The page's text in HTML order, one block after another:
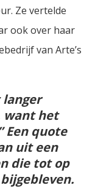
Ze vertelde
ook over haar
van Arte’s
langer
want het
Een quote
uit een
die tot op